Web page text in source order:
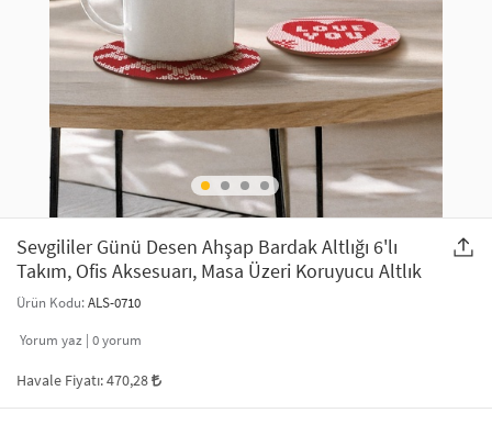
SAÇ AKSESUARLARI
GELİN / DÜĞÜN AKSESUARLARI
TELEFON ASKISI
MAKYAJ ÇANTASI
ŞAL VE FULAR
ODA KOKUSU VE MUM
PARTİ SÜSLERİ
YILBAŞI ÜRÜNLERİ
KULLAN AT TABAK BARDAK SETİ
Sevgililer Günü Desen Ahşap Bardak Altlığı 6'lı
Takım, Ofis Aksesuarı, Masa Üzeri Koruyucu Altlık
Ürün Kodu:ALS-0710
Yorum yaz | 0yorum
Havale Fiyatı:470,28